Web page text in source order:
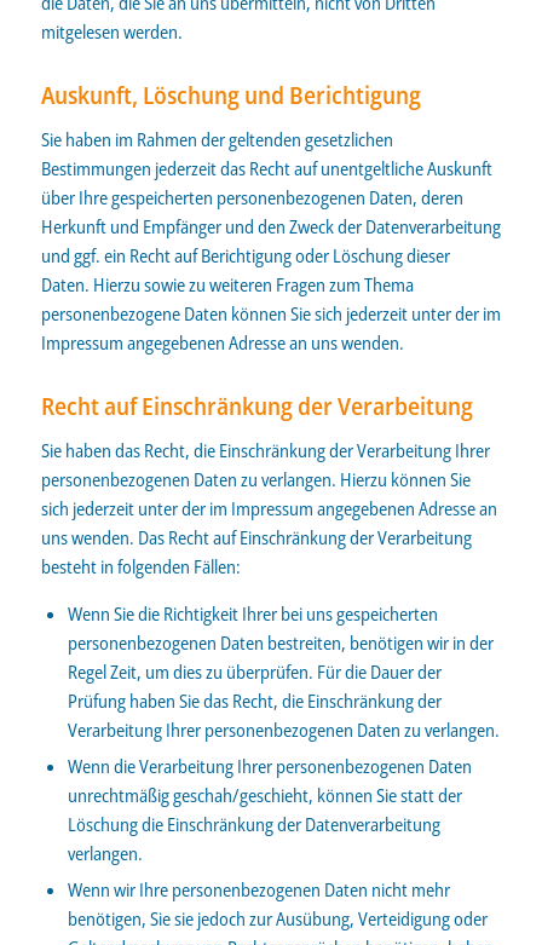
mitgelesen werden.
Auskunft, Löschung und Berichtigung
Sie haben im Rahmen der geltenden gesetzlichen
Bestimmungen jederzeit das Recht auf unentgeltliche Auskunft
über Ihre gespeicherten personenbezogenen Daten, deren
Herkunft und Empfänger und den Zweck der Datenverarbeitung
und ggf. ein Recht auf Berichtigung oder Löschung dieser
Daten. Hierzu sowie zu weiteren Fragen zum Thema
personenbezogene Daten können Sie sich jederzeit unter der im
Impressum angegebenen Adresse an uns wenden.
Recht auf Einschränkung der Verarbeitung
Sie haben das Recht, die Einschränkung der Verarbeitung Ihrer
personenbezogenen Daten zu verlangen. Hierzu können Sie
sich jederzeit unter der im Impressum angegebenen Adresse an
uns wenden. Das Recht auf Einschränkung der Verarbeitung
besteht in folgenden Fällen:
Wenn Sie die Richtigkeit Ihrer bei uns gespeicherten
personenbezogenen Daten bestreiten, benötigen wir in der
Regel Zeit, um dies zu überprüfen. Für die Dauer der
Prüfung haben Sie das Recht, die Einschränkung der
Verarbeitung Ihrer personenbezogenen Daten zu verlangen.
Wenn die Verarbeitung Ihrer personenbezogenen Daten
unrechtmäßig geschah/geschieht, können Sie statt der
Löschung die Einschränkung der Datenverarbeitung
verlangen.
Wenn wir Ihre personenbezogenen Daten nicht mehr
benötigen, Sie sie jedoch zur Ausübung, Verteidigung oder